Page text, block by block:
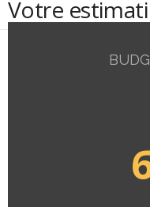
Votre